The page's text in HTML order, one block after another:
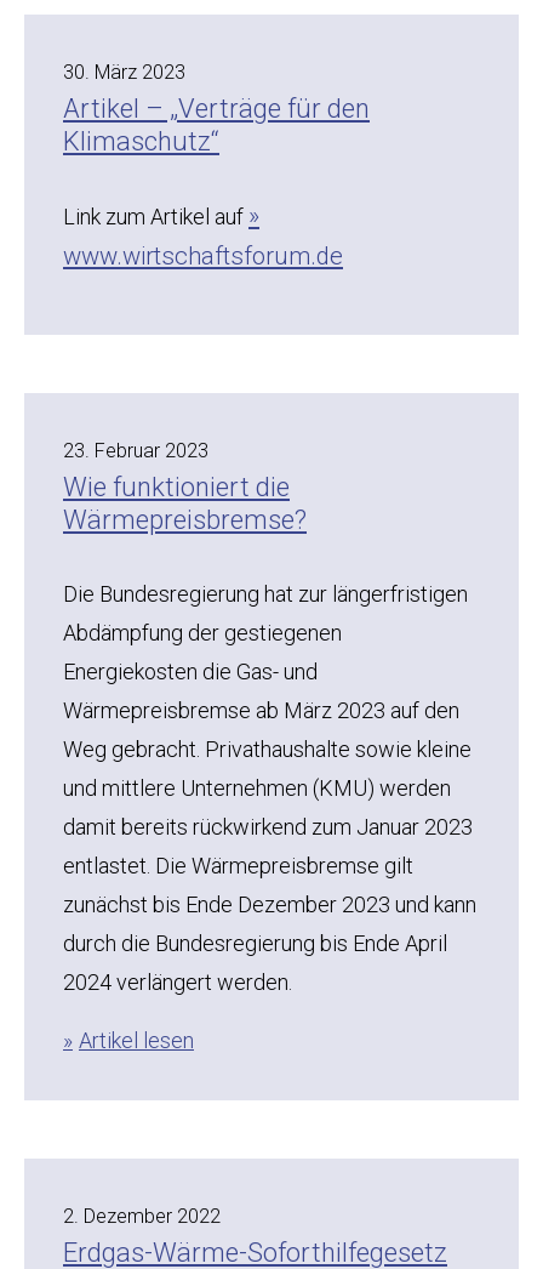
30. März 2023
Artikel – „Verträge für den
Klimaschutz“
Link zum Artikel auf
www.wirtschaftsforum.de
23. Februar 2023
Wie funktioniert die
Wärmepreisbremse?
Die Bundesregierung hat zur längerfristigen
Abdämpfung der gestiegenen
Energiekosten die Gas- und
Wärmepreisbremse ab März 2023 auf den
Weg gebracht. Privathaushalte sowie kleine
und mittlere Unternehmen (KMU) werden
damit bereits rückwirkend zum Januar 2023
entlastet. Die Wärmepreisbremse gilt
zunächst bis Ende Dezember 2023 und kann
durch die Bundesregierung bis Ende April
2024 verlängert werden.
Artikel lesen
2. Dezember 2022
Erdgas-Wärme-Soforthilfegesetz